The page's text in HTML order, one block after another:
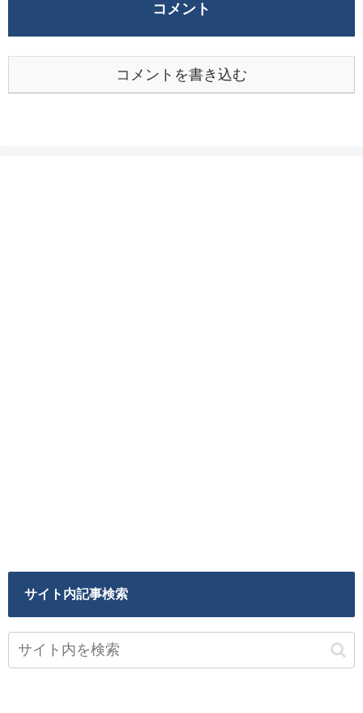
コメント
コメントを書き込む
サイト内記事検索